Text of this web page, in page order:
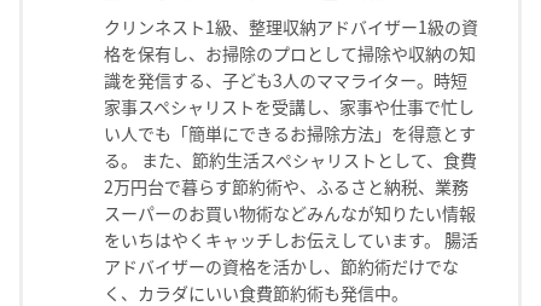
クリンネスト1級、整理収納アドバイザー1級の資
格を保有し、お掃除のプロとして掃除や収納の知
識を発信する、子ども3人のママライター。時短
家事スペシャリストを受講し、家事や仕事で忙し
い人でも「簡単にできるお掃除方法」を得意とす
る。 また、節約生活スペシャリストとして、食費
2万円台で暮らす節約術や、ふるさと納税、業務
スーパーのお買い物術などみんなが知りたい情報
をいちはやくキャッチしお伝えしています。 腸活
アドバイザーの資格を活かし、節約術だけでな
く、カラダにいい食費節約術も発信中。